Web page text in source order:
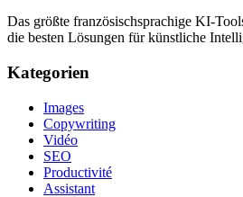
Das größte französischsprachige KI-
die besten Lösungen für künstliche
Kategorien
Images
Copywriting
Vidéo
SEO
Productivité
Assistant